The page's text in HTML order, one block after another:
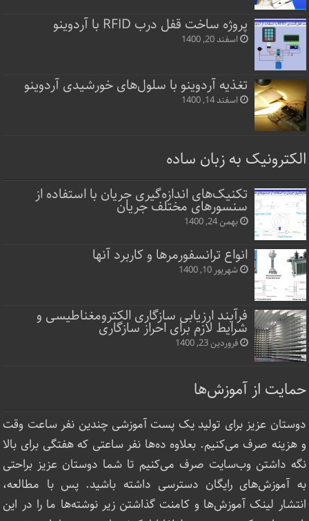
پروژه ساخت قفل‌ درب RFID با آردوینو
اسفند 20, 1400
تغذیه آردوینو با سلول‌های خورشیدی آردوینو
اسفند 14, 1400
الکترونیک به زبان ساده
تکنیک‌های اندازه‌گیری جریان با استفاده از
سنسورهای مختلف جریان
بهمن 24, 1400
انواع ترانسفورمرها و کاربرد آنها
شهریور 10, 1400
فرآیند ارزیابی سازگاری الکترومغناطیسی و
شرایط لازم برای احراز سازگاری
فروردین 23, 1400
حمایت از آموزش‌ها
دوستان عزیز برای تولید یک پست آموزشی چندین نفر ساعت‌ وقت
و هزینه صرف می‌کنیم. بعلاوه ده‌ها نفر ساعتی که هفتگی برای بالا
نگه داشتن وب‌سایت صرف ‌می‌کنیم تا شما دوستان عزیز براحتی
به آموزش‌های رایگان دسترسی داشته باشید. پس با مطالعه،
انتشار لینک‌ آموزش‌ها و کامنت گذاشتن زیر نوشته‌‌ها ما را در این